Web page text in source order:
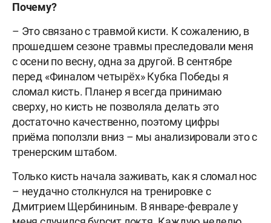
Почему?
– Это связано с травмой кисти. К сожалению, в
прошедшем сезоне травмы преследовали меня
с осени по весну, одна за другой. В сентябре
перед «Финалом четырёх» Кубка Победы я
сломал кисть. Планер я всегда принимаю
сверху, но кисть не позволяла делать это
достаточно качественно, поэтому цифры
приёма поползли вниз – мы анализировали это с
тренерским штабом.
Только кисть начала заживать, как я сломал нос
– неудачно столкнулся на тренировке с
Дмитрием Щербининым. В январе-феврале у